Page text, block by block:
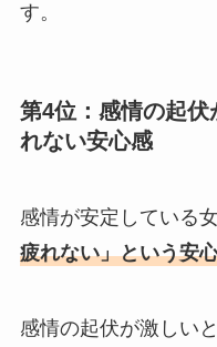
す。
第4位：感情の起
れない安心感
感情が安定している
疲れない」という安
感情の起伏が激しい